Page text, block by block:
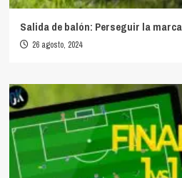
Salida de balón: Perseguir la
26 agosto, 2024